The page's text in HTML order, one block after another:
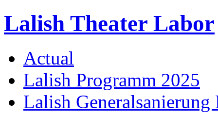
Lalish Theater Labor
Actual
Lalish Programm 2025
Lalish